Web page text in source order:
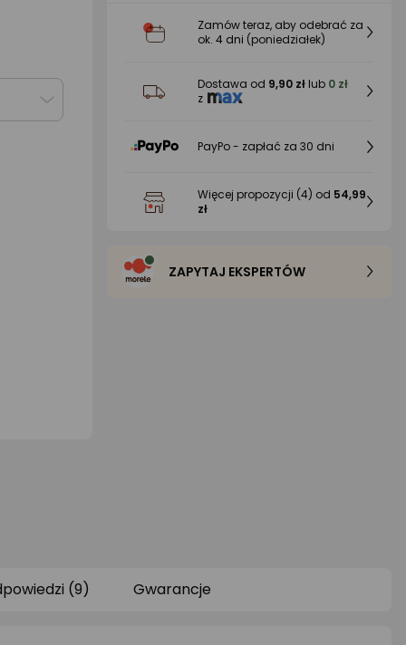
Zamów teraz, aby odebrać za
ok. 4 dni (poniedziałek)
Dostawa od 9,90 zł lub 0 zł
z
PayPo - zapłać za 30 dni
Więcej propozycji (4) od 54,99
zł
ZAPYTAJ EKSPERTÓW
(9) Gwarancje